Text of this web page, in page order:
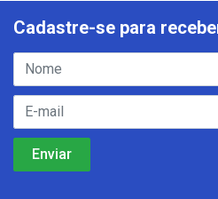
Cadastre-se para